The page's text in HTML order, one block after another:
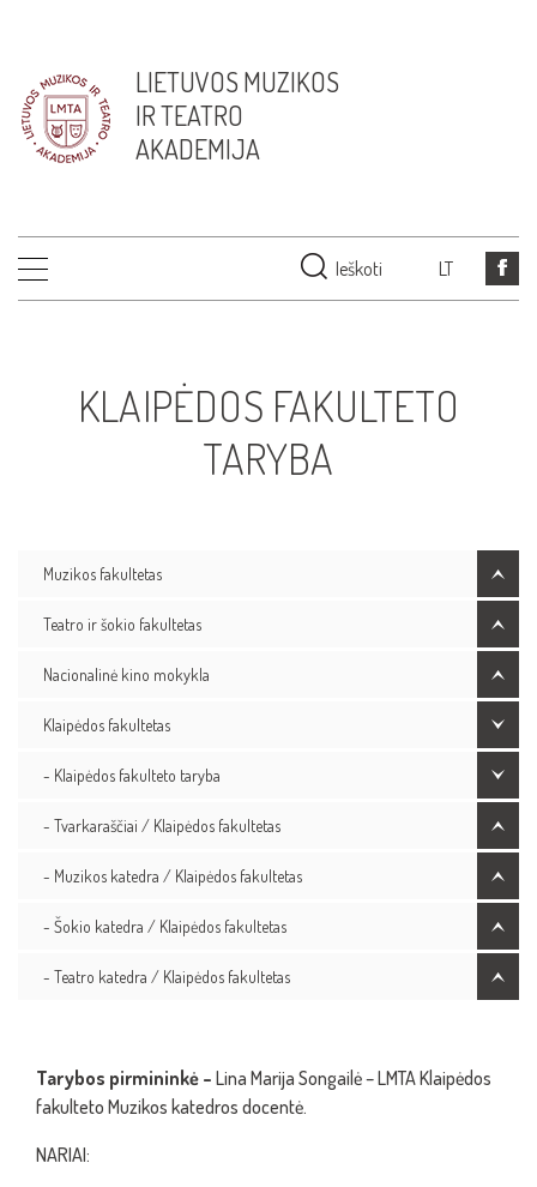
LIETUVOS MUZIKOS
IR TEATRO
AKADEMIJA
Ieškoti LT
KLAIPĖDOS FAKULTETO
TARYBA
Muzikos fakultetas
Teatro ir šokio fakultetas
Nacionalinė kino mokykla
Klaipėdos fakultetas
- Klaipėdos fakulteto taryba
- Tvarkaraščiai / Klaipėdos fakultetas
- Muzikos katedra / Klaipėdos fakultetas
- Šokio katedra / Klaipėdos fakultetas
- Teatro katedra / Klaipėdos fakultetas
Tarybos pirmininkė – Lina Marija Songailė – LMTA Klaipėdos
fakulteto Muzikos katedros docentė.
NARIAI: